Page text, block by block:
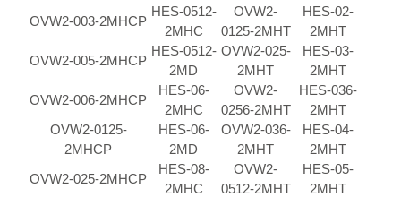
OVW2-003-2MHCP
HES-0512-
2MHC
OVW2-
0125-2MHT
HES-02-
2MHT
OVW2-005-2MHCP
HES-0512-
2MD
OVW2-025-
2MHT
HES-03-
2MHT
OVW2-006-2MHCP
HES-06-
2MHC
OVW2-
0256-2MHT
HES-036-
2MHT
OVW2-0125-
2MHCP
HES-06-
2MD
OVW2-036-
2MHT
HES-04-
2MHT
OVW2-025-2MHCP
HES-08-
2MHC
OVW2-
0512-2MHT
HES-05-
2MHT